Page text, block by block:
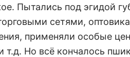
Пытались под эгидой
сетями,
применяли особые
т.д. Но всё кончалось